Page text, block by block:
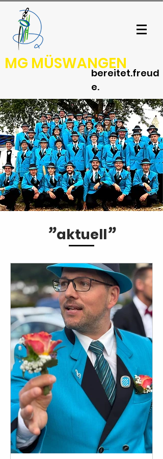
MG MÜSWANGENbereitet.freud
e.
”aktuell”